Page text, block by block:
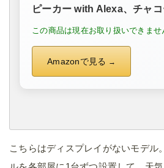
ピーカー with Alexa、チャ
この商品は現在お取り扱いできませ
Amazonで見る
こちらはディスプレイがないモデル